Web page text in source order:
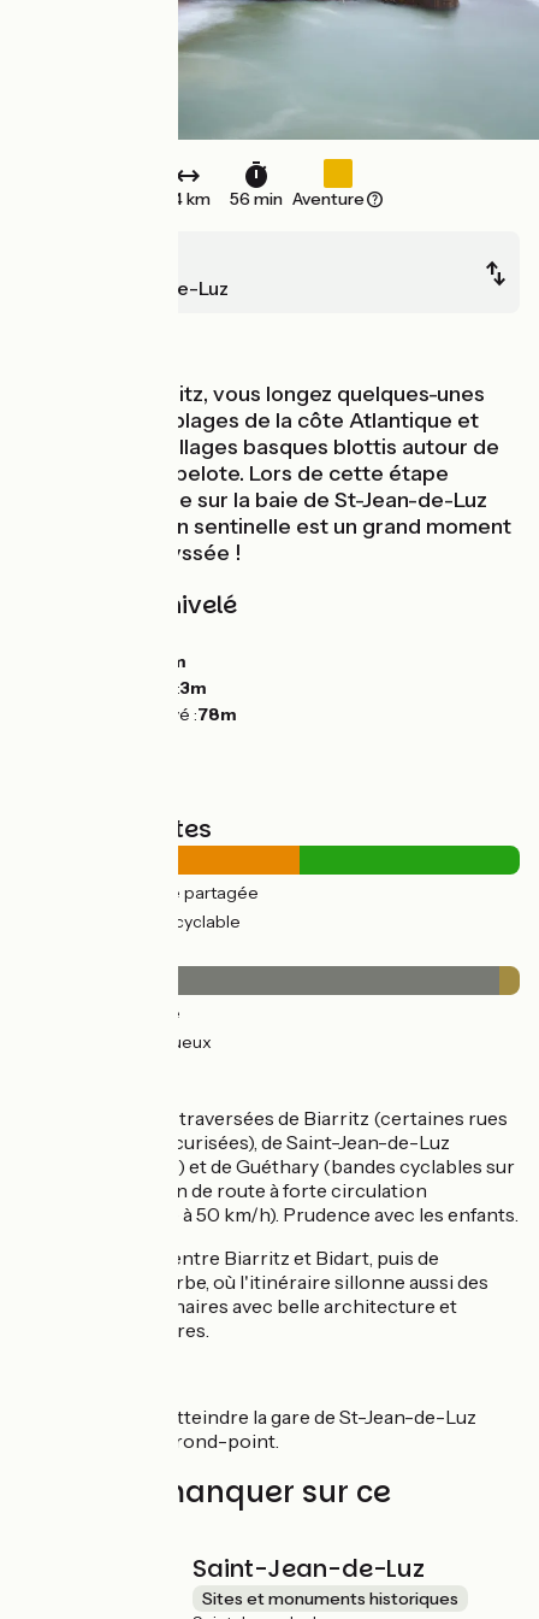
14 km 56 min Aventure
Saint-Jean-de-Luz
À partir de Biarritz, vous longez quelques-unes
des plus belles plages de la côte Atlantique et
traversez des villages basques blottis autour de
leur fronton de pelote. Lors de cette étape
sportive, l'arrivée sur la baie de St-Jean-de-Luz
avec la Rhune en sentinelle est un grand moment
de votre Vélodyssée !
Pentes et dénivelé
159m
Point le plus bas :3m
Point le plus élevé :78m
Types de routes
(56%) Route partagée
(44%) Voie cyclable
(96%) Lisse
(4%) Rugueux
Vigilance lors des traversées de Biarritz (certaines rues
passantes non sécurisées), de Saint-Jean-de-Luz
(Boulevard Thiers) et de Guéthary (bandes cyclables sur
une courte section de route à forte circulation
cependant limitée à 50 km/h). Prudence avec les enfants.
Ambiance calme entre Biarritz et Bidart, puis de
Guéthary à Ste Barbe, où l'itinéraire sillonne aussi des
quartiers pavillonnaires avec belle architecture et
superbes belvédères.
Sans côtes pour atteindre la gare de St-Jean-de-Luz
mais attention au rond-point.
À ne pas manquer sur ce
Saint-Jean-de-Luz
Sites et monuments historiques